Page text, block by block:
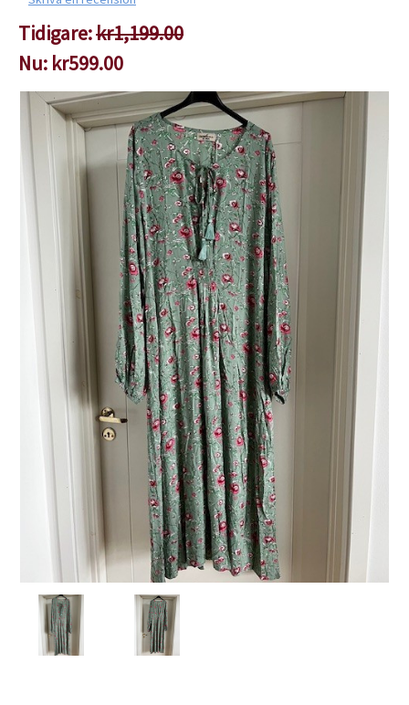
Tidigare:kr1,199.00
Nu: kr599.00